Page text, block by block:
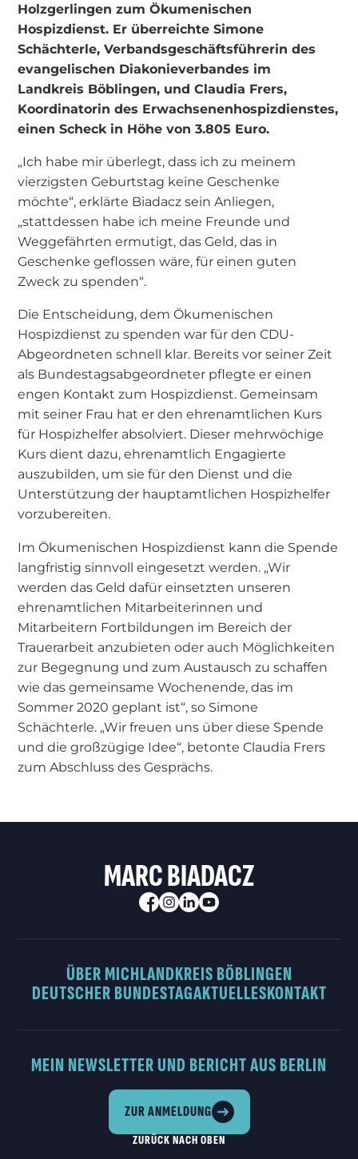
Holzgerlingen zum Ökumenischen
Hospizdienst. Er überreichte Simone
Schächterle, Verbandsgeschäftsführerin des
evangelischen Diakonieverbandes im
Landkreis Böblingen, und Claudia Frers,
Koordinatorin des Erwachsenenhospizdienstes,
einen Scheck in Höhe von 3.805 Euro.
„Ich habe mir überlegt, dass ich zu meinem
vierzigsten Geburtstag keine Geschenke
möchte“, erklärte Biadacz sein Anliegen,
„stattdessen habe ich meine Freunde und
Weggefährten ermutigt, das Geld, das in
Geschenke geflossen wäre, für einen guten
Zweck zu spenden“.
Die Entscheidung, dem Ökumenischen
Hospizdienst zu spenden war für den CDU-
Abgeordneten schnell klar. Bereits vor seiner Zeit
als Bundestagsabgeordneter pflegte er einen
engen Kontakt zum Hospizdienst. Gemeinsam
mit seiner Frau hat er den ehrenamtlichen Kurs
für Hospizhelfer absolviert. Dieser mehrwöchige
Kurs dient dazu, ehrenamtlich Engagierte
auszubilden, um sie für den Dienst und die
Unterstützung der hauptamtlichen Hospizhelfer
vorzubereiten.
Im Ökumenischen Hospizdienst kann die Spende
langfristig sinnvoll eingesetzt werden. „Wir
werden das Geld dafür einsetzten unseren
ehrenamtlichen Mitarbeiterinnen und
Mitarbeitern Fortbildungen im Bereich der
Trauerarbeit anzubieten oder auch Möglichkeiten
zur Begegnung und zum Austausch zu schaffen
wie das gemeinsame Wochenende, das im
Sommer 2020 geplant ist“, so Simone
Schächterle. „Wir freuen uns über diese Spende
und die großzügige Idee“, betonte Claudia Frers
zum Abschluss des Gesprächs.
MARC BIADACZ
ÜBER MICHLANDKREIS BÖBLINGEN
DEUTSCHER BUNDESTAGAKTUELLESKONTAKT
MEIN NEWSLETTER UND BERICHT AUS BERLIN
ZUR ANMELDUNG
ZURÜCK NACH OBEN